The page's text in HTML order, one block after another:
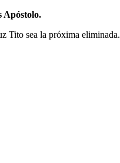
Apóstolo.
Tito sea la próxima eliminada.